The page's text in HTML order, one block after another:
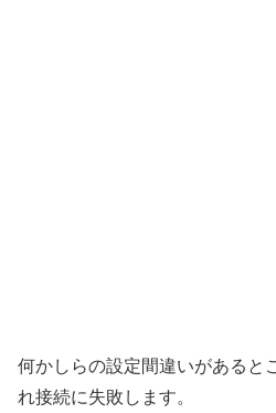
何かしらの設定間違いがあると
れ接続に失敗します。